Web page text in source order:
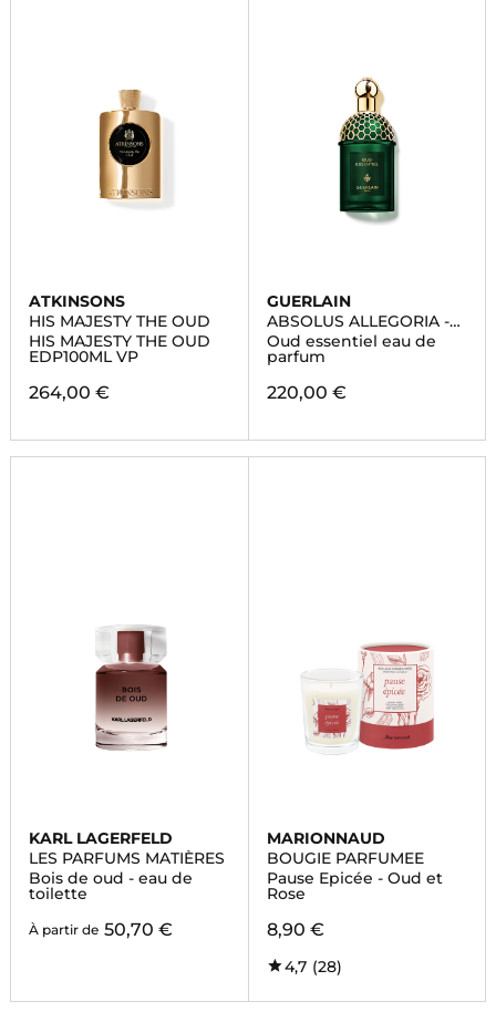
ATKINSONS
HIS MAJESTY THE OUD
HIS MAJESTY THE OUD
EDP100ML VP
264,00 €
GUERLAIN
ABSOLUS ALLEGORIA -
OUD ESSENTIEL
Oud essentiel eau de
parfum
220,00 €
KARL LAGERFELD
LES PARFUMS MATIÈRES
Bois de oud - eau de
toilette
À partir de 50,70 €
MARIONNAUD
BOUGIE PARFUMEE
Pause Epicée - Oud et
Rose
8,90 €
4,7 (28)